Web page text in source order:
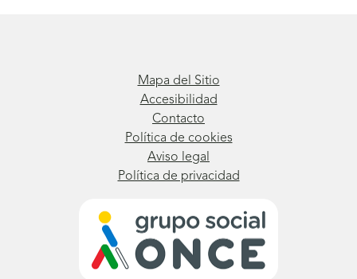
Mapa del Sitio
Accesibilidad
Contacto
Política de cookies
Aviso legal
Política de privacidad